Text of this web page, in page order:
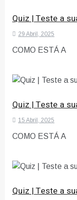
Quiz | Teste a
29 Abril, 2025
COMO ESTÁ A
Quiz | Teste a
15 Abril, 2025
COMO ESTÁ A
Quiz | Teste a